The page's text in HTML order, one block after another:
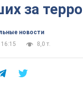
за
новости
8,0 т.